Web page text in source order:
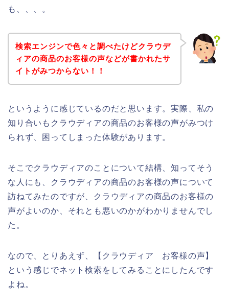
も、、、。
検索エンジンで色々と調べたけどクラウデ
ィアの商品のお客様の声などが書かれたサ
イトがみつからない！！
というように感じているのだと思います。実際、私の
知り合いもクラウディアの商品のお客様の声がみつけ
られず、困ってしまった体験があります。
そこでクラウディアのことについて結構、知ってそう
な人にも、クラウディアの商品のお客様の声について
訪ねてみたのですが、クラウディアの商品のお客様の
声がよいのか、それとも悪いのかがわかりませんでし
た。
なので、とりあえず、【クラウディア お客様の声】
という感じでネット検索をしてみることにしたんです
よね。